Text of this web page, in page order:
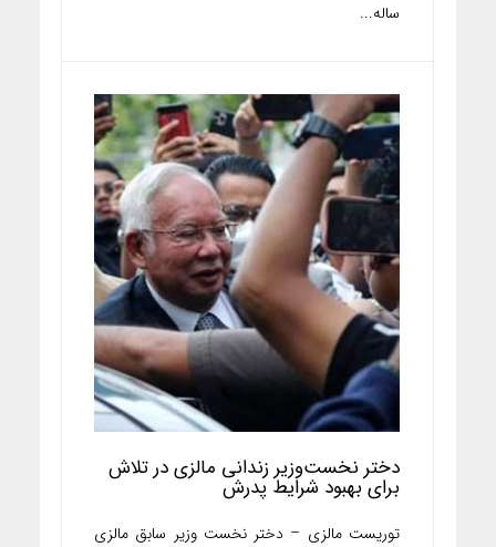
ساله...
دختر نخست‌وزیر زندانی مالزی در تلاش
برای بهبود شرایط پدرش
توریست مالزی – دختر نخست وزیر سابق مالزی